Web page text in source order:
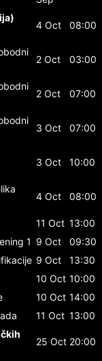
4 Oct 08:00
2 Oct 03:00
2 Oct 07:00
3 Oct 07:00
3 Oct 10:00
4 Oct 08:00
11 Oct 13:00
1 9 Oct
09:30
9 Oct
13:30
10 Oct 10:00
10 Oct 14:00
11 Oct 13:00
25 Oct 20:00